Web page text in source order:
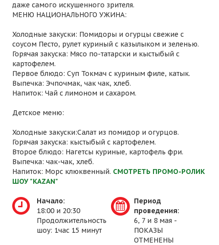
даже самого искушенного зрителя.
МЕНЮ НАЦИОНАЛЬНОГО УЖИНА:
Холодные закуски: Помидоры и огурцы свежие с
соусом Песто, рулет куриный с казылыком и зеленью.
Горячая закуска: Мясо по-татарски и кыстыбый с
картофелем.
Первое блюдо: Суп Токмач с куриным филе, катык.
Выпечка: Эчпочмак, чак чак, хлеб.
Напиток: Чай с лимоном и сахаром.
Детское меню:
Холодные закуски:Салат из помидор и огурцов.
Горячая закуска: кыстыбый с картофелем.
Второе блюдо: Нагетсы куриные, картофель фри.
Выпечка: чак-чак, хлеб.
Напиток: Морс клюквенный. СМОТРЕТЬ ПРОМО-РОЛИК
ШОУ "KAZAN"
Начало:
18:00 и 20:30
Продолжительность
шоу: 1час 15 минут
Период
проведения:
6, 7 и 8 мая -
ПОКАЗЫ
ОТМЕНЕНЫ